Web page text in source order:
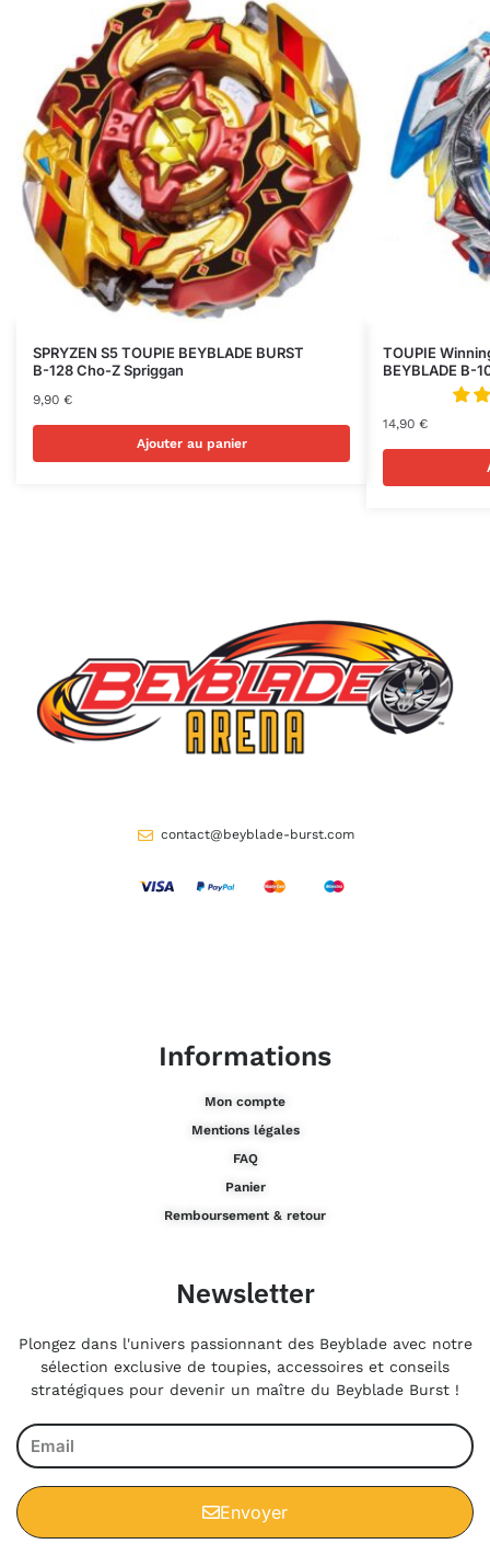
SPRYZEN S5 TOUPIE BEYBLADE BURST
B-128 Cho-Z Spriggan
9,90 €
Ajouter au panier
TOUPIE
BEYBLADE B-
14,90 €
contact@beyblade-burst.com
Informations
Mon compte
Mentions légales
FAQ
Panier
Remboursement & retour
Newsletter
Plongez dans l'univers passionnant des Beyblade avec notre
sélection exclusive de toupies, accessoires et conseils
stratégiques pour devenir un maître du Beyblade Burst !
Envoyer